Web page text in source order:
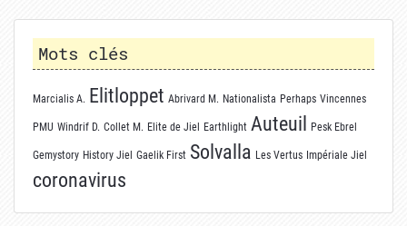
Mots clés
Marcialis A. Elitloppet Abrivard M. Nationalista Perhaps Vincennes
PMU Windrif D. Collet M. Elite de Jiel Earthlight Auteuil Pesk Ebrel
Gemystory History Jiel Gaelik First Solvalla Les Vertus Impériale Jiel
coronavirus